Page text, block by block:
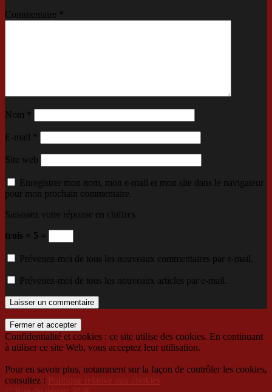
Commentaire
Nom
E-mail
Site web
Enregistrer mon nom, mon e-mail et mon site dans le navigateur
pour mon prochain commentaire.
Saisissez votre réponse en chiffres
trois × 5 =
Prévenez-moi de tous les nouveaux commentaires par e-mail.
Prévenez-moi de tous les nouveaux articles par e-mail.
Confidentialité et cookies : ce site utilise des cookies. En continuant
à utiliser ce site Web, vous acceptez leur utilisation.
Pour en savoir plus, notamment sur la façon de contrôler les cookies,
consultez : Politique relative aux cookies